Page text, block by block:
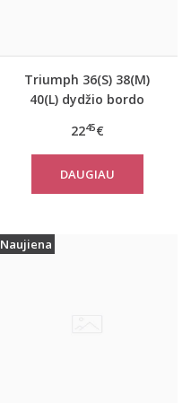
Triumph 36(S) 38(M)
40(L) dydžio bordo
palaidinė Climate
Control LSL Top Turtle
Neck
2245€
DAUGIAU
Naujiena